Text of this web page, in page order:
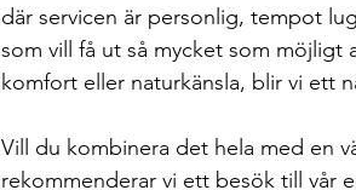
där servicen är personlig, tempot
som vill få ut så mycket som möjligt
komfort eller naturkänsla, blir vi ett
Vill du kombinera det hela med en
rekommenderar vi ett besök till vår